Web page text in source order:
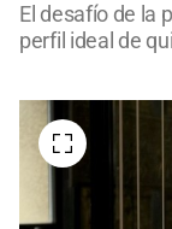
El desafío de la
perfil ideal de